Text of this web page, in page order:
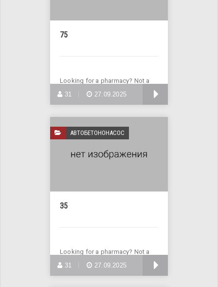
75
Looking for a pharmacy? Not a
problem! Visit the website
31 27.09.2025
АВТОБЕТОНОНАСОС
35
Looking for a pharmacy? Not a
problem! Visit the website
31 27.09.2025